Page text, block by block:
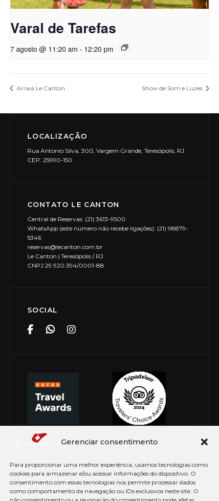
Gerenciar consentimento
Para proporcionar uma melhor experiência, usamos tecnologias como
cookies para armazenar e/ou acessar informações do dispositivo. O
consentimento com essas tecnologias nos permite processar dados
como comportamento da navegação ou IDs exclusivos neste site. O
Varal de Tarefas
7 agosto @ 11:20 am - 12:20 pm
Arraiá Le Canton Show de Som e Luzes
LOCALIZAÇÃO
Rua Antonio Silva, 300, Vargem Grande, Teresópolis, RJ
CEP: 25990-150
CONTATO LE CANTON
Central de Reservas: (21) 3613-9500
WhatsApp (este número não recebe ligações): (21) 98879-
5346
reservas@lecanton.com.br
Le Canton | Teresópolis / RJ
CNPJ 29.920.394/0001-88
SOCIAL